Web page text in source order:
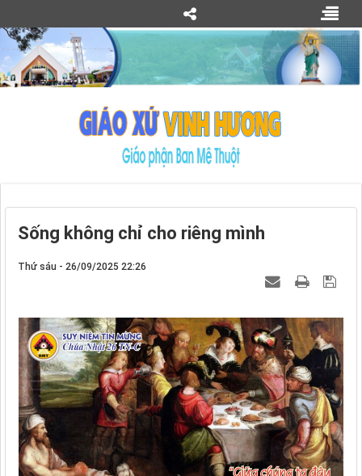
Sống không chỉ cho riêng mình
Thứ sáu - 26/09/2025 22:26